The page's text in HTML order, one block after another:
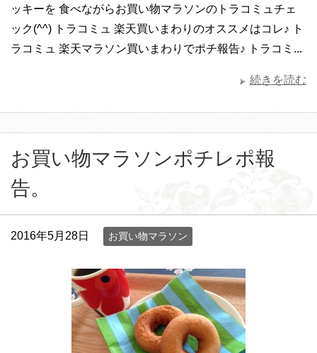
ッキーを 食べながらお買い物マラソンのトラコミュチェ
ック(^^) トラコミュ 楽天買いまわりのオススメはコレ♪ ト
ラコミュ 楽天マラソン買いまわりでポチ報告♪ トラコミ...
続きを読む
お買い物マラソンポチレポ報
告。
2016年5月28日 お買い物マラソン